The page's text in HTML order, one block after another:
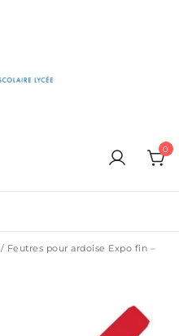
0
/ Feutres pour ardoise Expo fin –